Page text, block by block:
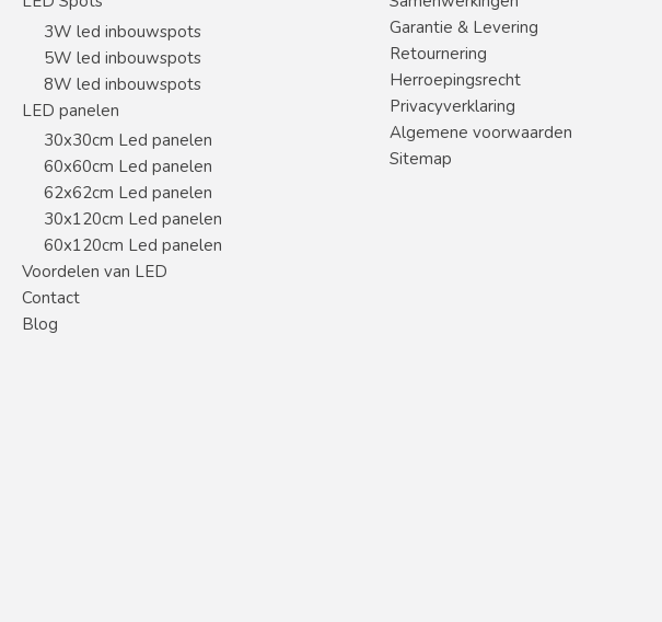
3W led inbouwspots
5W led inbouwspots
8W led inbouwspots
LED panelen
30x30cm Led panelen
60x60cm Led panelen
62x62cm Led panelen
30x120cm Led panelen
60x120cm Led panelen
Voordelen van LED
Contact
Blog
Garantie & Levering
Retournering
Herroepingsrecht
Privacyverklaring
Algemene voorwaarden
Sitemap